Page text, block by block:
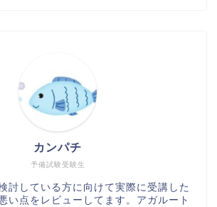
予備試験受験生
カンパチ
討している方に向けて実際に受講した
い点をレビューしてます。アガルート